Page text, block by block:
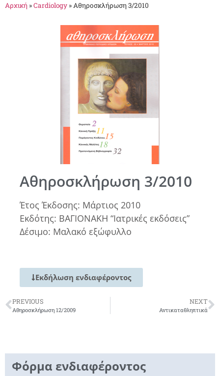
Αρχική »Cardiology »Αθηροσκλήρωση 3/2010
Αθηροσκλήρωση 3/2010
Έτος Έκδοσης: Μάρτιος 2010
Εκδότης: ΒΑΓΙΟΝΑΚΗ “Ιατρικές εκδόσεις”
Δέσιμο: Μαλακό εξώφυλλο
Εκδήλωση ενδιαφέροντος
PREVIOUS
Αθηροσκλήρωση 12/2009
NEXT
Αντικαταθληπτικά
Φόρμα ενδιαφέροντος